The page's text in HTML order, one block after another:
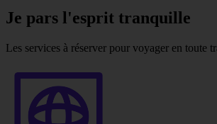
Je pars l'esprit tranquille
Les services à réserver pour voyager en toute